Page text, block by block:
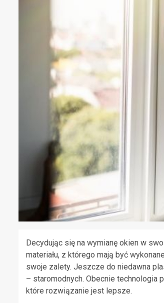
Decydując się na wymianę okien w
materiału, z którego mają być
swoje zalety. Jeszcze do niedawna
– staromodnych. Obecnie technologia
które rozwiązanie jest lepsze.